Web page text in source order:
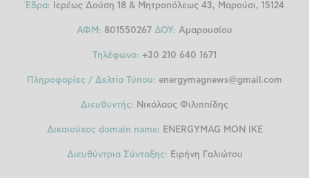
Έδρα: Ιερέως Δούση 18 & Μητροπόλεως 43, Μαρούσι, 15124
ΑΦΜ: 801550267 ΔΟΥ: Αμαρουσίου
Τηλέφωνο: +30 210 640 1671
Πληροφορίες / Δελτία Τύπου: energymagnews@gmail.com
Διευθυντής: Νικόλαος Φιλιππίδης
Δικαιούχος domain name: ENERGYMAG ΜΟΝ ΙΚΕ
Διευθύντρια Σύνταξης: Ειρήνη Γαλιώτου